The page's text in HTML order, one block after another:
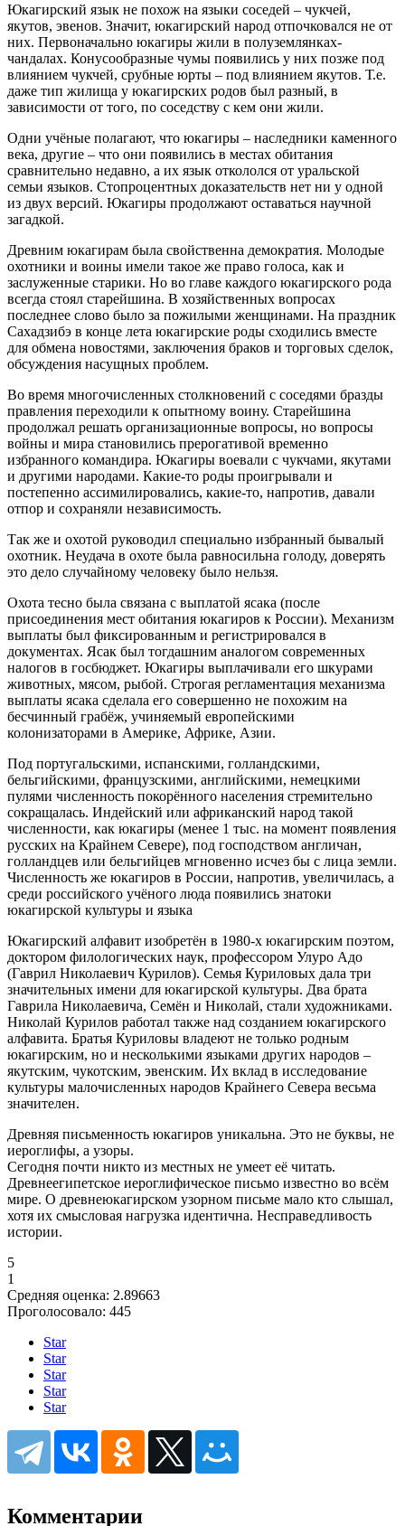
Юкагирский язык не похож на языки соседей – чукчей,
якутов, эвенов. Значит, юкагирский народ отпочковался не от
них. Первоначально юкагиры жили в полуземлянках-
чандалах. Конусообразные чумы появились у них позже под
влиянием чукчей, срубные юрты – под влиянием якутов. Т.е.
даже тип жилища у юкагирских родов был разный, в
зависимости от того, по соседству с кем они жили.
Одни учёные полагают, что юкагиры – наследники каменного
века, другие – что они появились в местах обитания
сравнительно недавно, а их язык откололся от уральской
семьи языков. Стопроцентных доказательств нет ни у одной
из двух версий. Юкагиры продолжают оставаться научной
загадкой.
Древним юкагирам была свойственна демократия. Молодые
охотники и воины имели такое же право голоса, как и
заслуженные старики. Но во главе каждого юкагирского рода
всегда стоял старейшина. В хозяйственных вопросах
последнее слово было за пожилыми женщинами. На праздник
Сахадзибэ в конце лета юкагирские роды сходились вместе
для обмена новостями, заключения браков и торговых сделок,
обсуждения насущных проблем.
Во время многочисленных столкновений с соседями бразды
правления переходили к опытному воину. Старейшина
продолжал решать организационные вопросы, но вопросы
войны и мира становились прерогативой временно
избранного командира. Юкагиры воевали с чукчами, якутами
и другими народами. Какие-то роды проигрывали и
постепенно ассимилировались, какие-то, напротив, давали
отпор и сохраняли независимость.
Так же и охотой руководил специально избранный бывалый
охотник. Неудача в охоте была равносильна голоду, доверять
это дело случайному человеку было нельзя.
Охота тесно была связана с выплатой ясака (после
присоединения мест обитания юкагиров к России). Механизм
выплаты был фиксированным и регистрировался в
документах. Ясак был тогдашним аналогом современных
налогов в госбюджет. Юкагиры выплачивали его шкурами
животных, мясом, рыбой. Строгая регламентация механизма
выплаты ясака сделала его совершенно не похожим на
бесчинный грабёж, учиняемый европейскими
колонизаторами в Америке, Африке, Азии.
Под португальскими, испанскими, голландскими,
бельгийскими, французскими, английскими, немецкими
пулями численность покорённого населения стремительно
сокращалась. Индейский или африканский народ такой
численности, как юкагиры (менее 1 тыс. на момент появления
русских на Крайнем Севере), под господством англичан,
голландцев или бельгийцев мгновенно исчез бы с лица земли.
Численность же юкагиров в России, напротив, увеличилась, а
среди российского учёного люда появились знатоки
юкагирской культуры и языка
Юкагирский алфавит изобретён в 1980-х юкагирским поэтом,
доктором филологических наук, профессором Улуро Адо
(Гаврил Николаевич Курилов). Семья Куриловых дала три
значительных имени для юкагирской культуры. Два брата
Гаврила Николаевича, Семён и Николай, стали художниками.
Николай Курилов работал также над созданием юкагирского
алфавита. Братья Куриловы владеют не только родным
юкагирским, но и несколькими языками других народов –
якутским, чукотским, эвенским. Их вклад в исследование
культуры малочисленных народов Крайнего Севера весьма
значителен.
Древняя письменность юкагиров уникальна. Это не буквы, не
иероглифы, а узоры.
Сегодня почти никто из местных не умеет её читать.
Древнеегипетское иероглифическое письмо известно во всём
мире. О древнеюкагирском узорном письме мало кто слышал,
хотя их смысловая нагрузка идентична. Несправедливость
истории.
5
1
Средняя оценка: 2.89663
Проголосовало: 445
Star
Star
Star
Star
Star
Комментарии